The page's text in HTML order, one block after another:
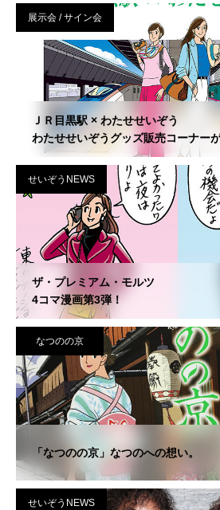
展示会 / サイン会
ＪＲ目黒駅 × わたせせいぞう
わたせせいぞうグッズ販売コーナー
せいぞうNEWS
ザ・プレミアム・モルツ
4コマ漫画第3弾！
なつのの京
「なつのの京」なつのへの想い。
せいぞうNEWS